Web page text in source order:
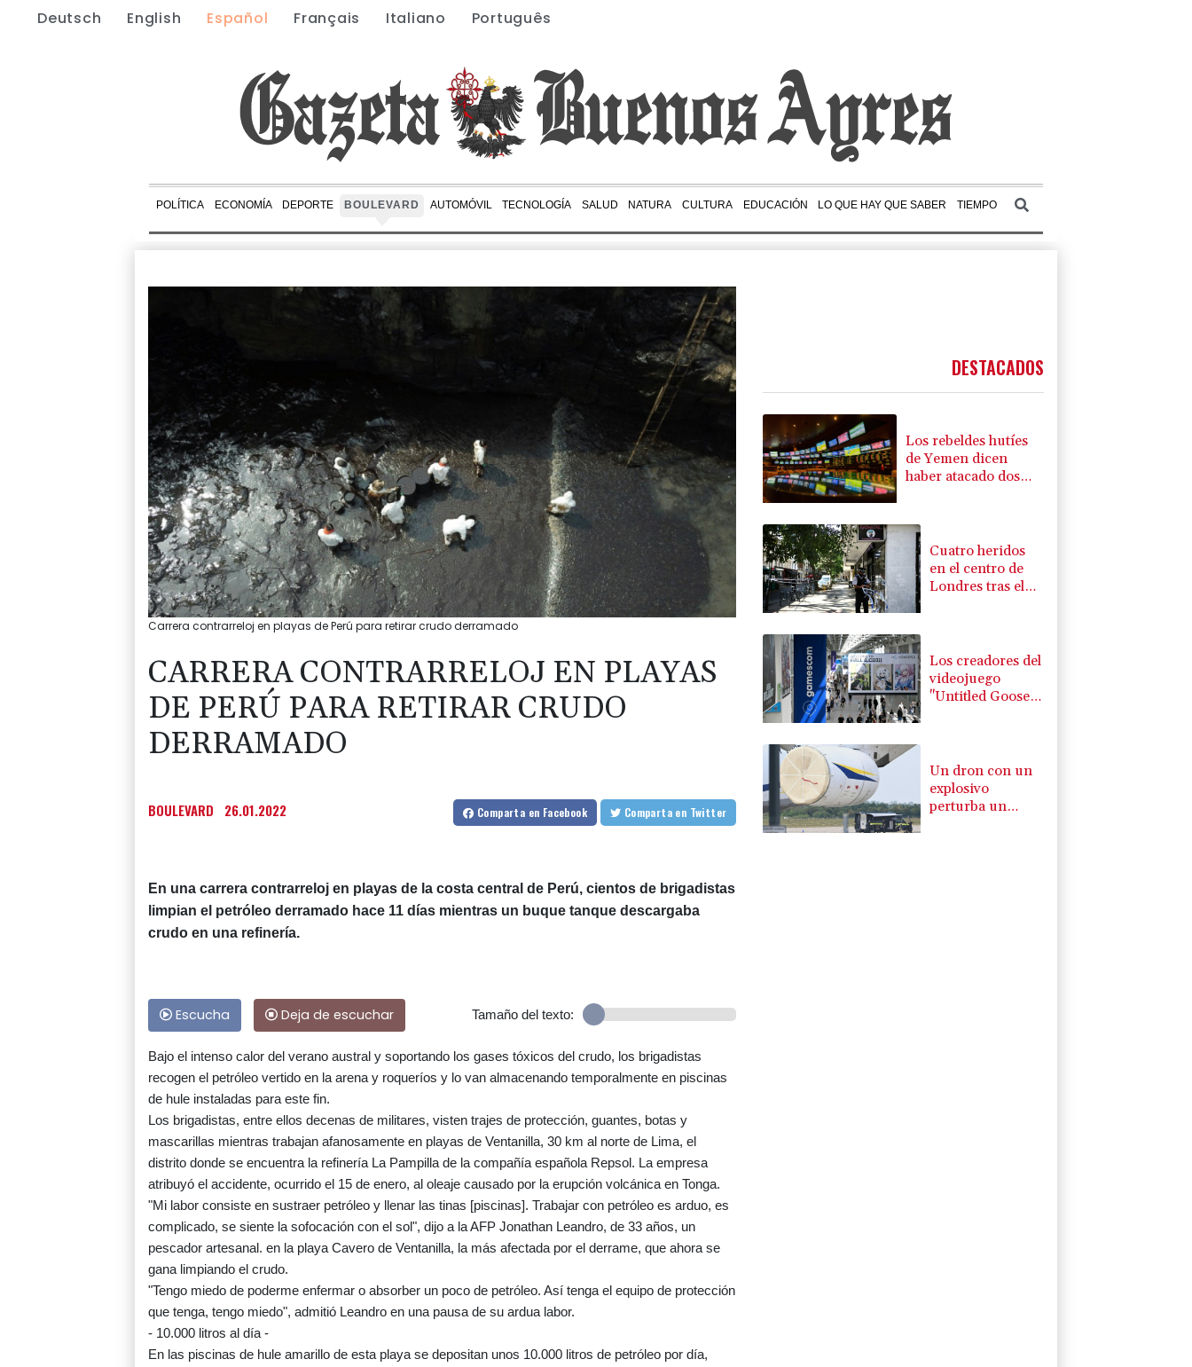
Deutsch English Español Français Italiano Português
POLÍTICA ECONOMÍA DEPORTE BOULEVARD AUTOMÓVIL TECNOLOGÍA SALUD NATURA CULTURA EDUCACIÓN LO QUE HAY QUE SABER TIEMPO
Carrera contrarreloj en playas de Perú para retirar crudo derramado
CARRERA CONTRARRELOJ EN PLAYAS
DE PERÚ PARA RETIRAR CRUDO
DERRAMADO
BOULEVARD 26.01.2022 Comparta en Facebook Comparta en Twitter
En una carrera contrarreloj en playas de la costa central de Perú, cientos de brigadistas
limpian el petróleo derramado hace 11 días mientras un buque tanque descargaba
crudo en una refinería.
Escucha Deja de escuchar Tamaño del texto:
Bajo el intenso calor del verano austral y soportando los gases tóxicos del crudo, los brigadistas
recogen el petróleo vertido en la arena y roqueríos y lo van almacenando temporalmente en piscinas
de hule instaladas para este fin.
Los brigadistas, entre ellos decenas de militares, visten trajes de protección, guantes, botas y
mascarillas mientras trabajan afanosamente en playas de Ventanilla, 30 km al norte de Lima, el
distrito donde se encuentra la refinería La Pampilla de la compañía española Repsol. La empresa
atribuyó el accidente, ocurrido el 15 de enero, al oleaje causado por la erupción volcánica en Tonga.
"Mi labor consiste en sustraer petróleo y llenar las tinas [piscinas]. Trabajar con petróleo es arduo, es
complicado, se siente la sofocación con el sol", dijo a la AFP Jonathan Leandro, de 33 años, un
pescador artesanal. en la playa Cavero de Ventanilla, la más afectada por el derrame, que ahora se
gana limpiando el crudo.
"Tengo miedo de poderme enfermar o absorber un poco de petróleo. Así tenga el equipo de protección
que tenga, tengo miedo", admitió Leandro en una pausa de su ardua labor.
- 10.000 litros al día -
En las piscinas de hule amarillo de esta playa se depositan unos 10.000 litros de petróleo por día,
DESTACADOS
Los rebeldes hutíes
de Yemen dicen
haber atacado dos
Cuatro heridos
en el centro de
Londres tras el
Los creadores del
videojuego
"Untitled Goose
Un dron con un
explosivo
perturba un